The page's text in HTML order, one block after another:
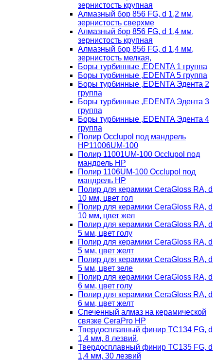
зернистость крупная
Алмазный бор 856 FG, d 1,2 мм,
зернистость сверхме
Алмазный бор 856 FG, d 1,4 мм,
зернистость крупная
Алмазный бор 856 FG, d 1,4 мм,
зернистость мелкая,
Боры турбинные ,EDENTA 1 группа
Боры турбинные ,EDENTA 5 группа
Боры турбинные ,EDENTA Эдента 2
группа
Боры турбинные ,EDENTA Эдента 3
группа
Боры турбинные ,EDENTA Эдента 4
группа
Полир Occlupol под мандрель
HP11006UM-100
Полир 11001UM-100 Occlupol под
мандрель HP
Полир 1106UM-100 Occlupol под
мандрель HP
Полир для керамики CeraGloss RA, d
10 мм, цвет гол
Полир для керамики CeraGloss RA, d
10 мм, цвет жел
Полир для керамики CeraGloss RA, d
5 мм, цвет голу
Полир для керамики CeraGloss RA, d
5 мм, цвет желт
Полир для керамики CeraGloss RA, d
5 мм, цвет зеле
Полир для керамики CeraGloss RA, d
6 мм, цвет голу
Полир для керамики CeraGloss RA, d
6 мм, цвет желт
Спеченный алмаз на керамической
связке CeraPro HP
Твердосплавный финир TC134 FG, d
1,4 мм, 8 лезвий,
Твердосплавный финир TC135 FG, d
1,4 мм, 30 лезвий